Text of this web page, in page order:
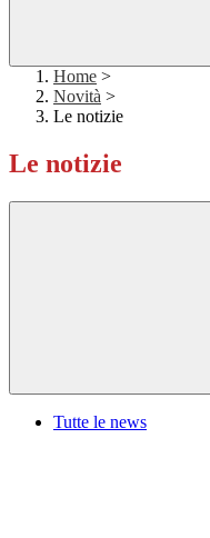
Home >
Novità >
Le notizie
Le notizie
Tutte le news